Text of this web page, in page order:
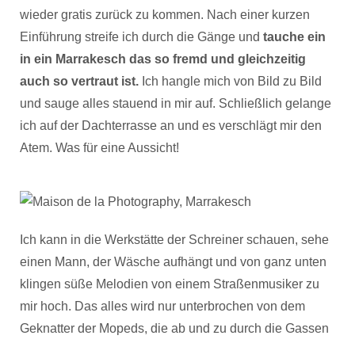
wieder gratis zurück zu kommen. Nach einer kurzen
Einführung streife ich durch die Gänge und tauche ein
in ein Marrakesch das so fremd und gleichzeitig
auch so vertraut ist. Ich hangle mich von Bild zu Bild
und sauge alles stauend in mir auf. Schließlich gelange
ich auf der Dachterrasse an und es verschlägt mir den
Atem. Was für eine Aussicht!
Ich kann in die Werkstätte der Schreiner schauen, sehe
einen Mann, der Wäsche aufhängt und von ganz unten
klingen süße Melodien von einem Straßenmusiker zu
mir hoch. Das alles wird nur unterbrochen von dem
Geknatter der Mopeds, die ab und zu durch die Gassen